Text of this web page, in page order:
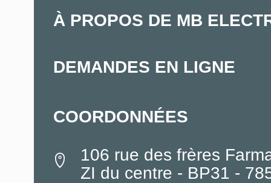
À PROPOS DE MB
DEMANDES EN LIGNE
COORDONNÉES
106 rue des frères
ZI du centre - BP31 -